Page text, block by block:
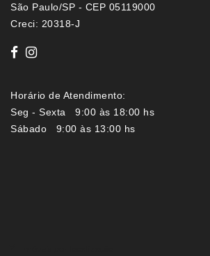
São Paulo/SP - CEP 05119000
Creci: 20318-J
Horário de Atendimento:
Seg - Sexta 9:00 às 18:00 hs
Sábado 9:00 às 13:00 hs